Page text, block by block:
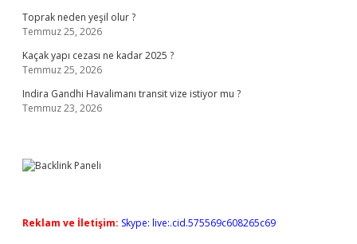
Toprak neden yeşil olur ?
Temmuz 25, 2026
Kaçak yapı cezası ne kadar 2025 ?
Temmuz 25, 2026
Indira Gandhi Havalimanı transit vize istiyor mu ?
Temmuz 23, 2026
Reklam ve İletişim: Skype: live:.cid.575569c608265c69